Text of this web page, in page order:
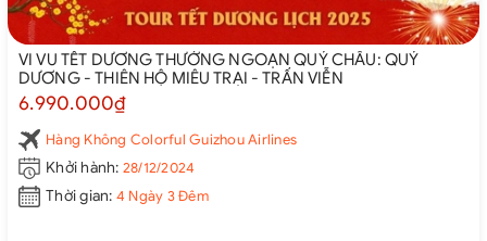
VI VU TẾT DƯƠNG THƯỞNG NGOẠN QUÝ CHÂU: QUÝ
DƯƠNG - THIÊN HỘ MIÊU TRẠI - TRẤN VIỄN
6.990.000₫
Hàng Không Colorful Guizhou Airlines
Khởi hành: 28/12/2024
Thời gian: 4 Ngày 3 Đêm